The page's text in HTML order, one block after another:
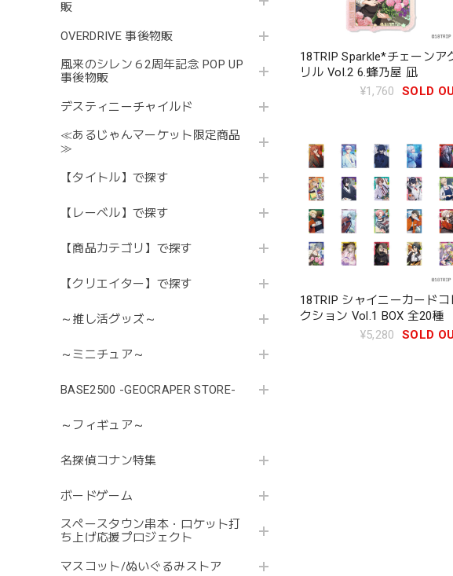
販
OVERDRIVE 事後物販
風来のシレン６2周年記念 POP UP
事後物販
デスティニーチャイルド
≪あるじゃんマーケット限定商品
≫
【タイトル】で探す
【レーベル】で探す
【商品カテゴリ】で探す
【クリエイター】で探す
～推し活グッズ～
～ミニチュア～
BASE2500 -GEOCRAPER STORE-
～フィギュア～
名探偵コナン特集
ボードゲーム
スペースタウン串本・ロケット打
ち上げ応援プロジェクト
マスコット/ぬいぐるみストア
18TRIP Sparkle*チェーンア
リル Vol.2 6.蜂乃屋 凪
¥1,760
SOLD
18TRIP シャイニーカードコ
クション Vol.1 BOX 全20種
¥5,280
SOLD